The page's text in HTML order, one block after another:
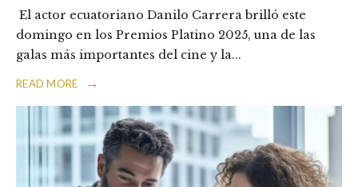
El actor ecuatoriano Danilo Carrera brilló este
domingo en los Premios Platino 2025, una de las
galas más importantes del cine y la...
READ MORE →